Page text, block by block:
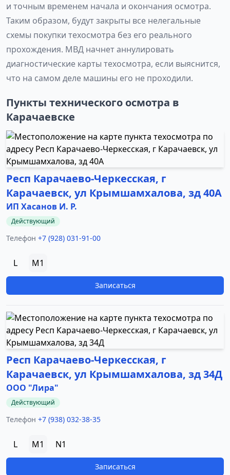
и точным временем начала и окончания осмотра.
Таким образом, будут закрыты все нелегальные
схемы покупки техосмотра без его реального
прохождения. МВД начнет аннулировать
диагностические карты техосмотра, если выяснится,
что на самом деле машины его не проходили.
Пункты технического осмотра в
Карачаевске
Респ Карачаево-Черкесская, г
Карачаевск, ул Крымшамхалова, зд 40А
ИП Хасанов И. Р.
Действующий
Телефон +7 (928) 031-91-00
L M1
Записаться
Респ Карачаево-Черкесская, г
Карачаевск, ул Крымшамхалова, зд 34Д
ООО "Лира"
Действующий
Телефон +7 (938) 032-38-35
L M1 N1
Записаться